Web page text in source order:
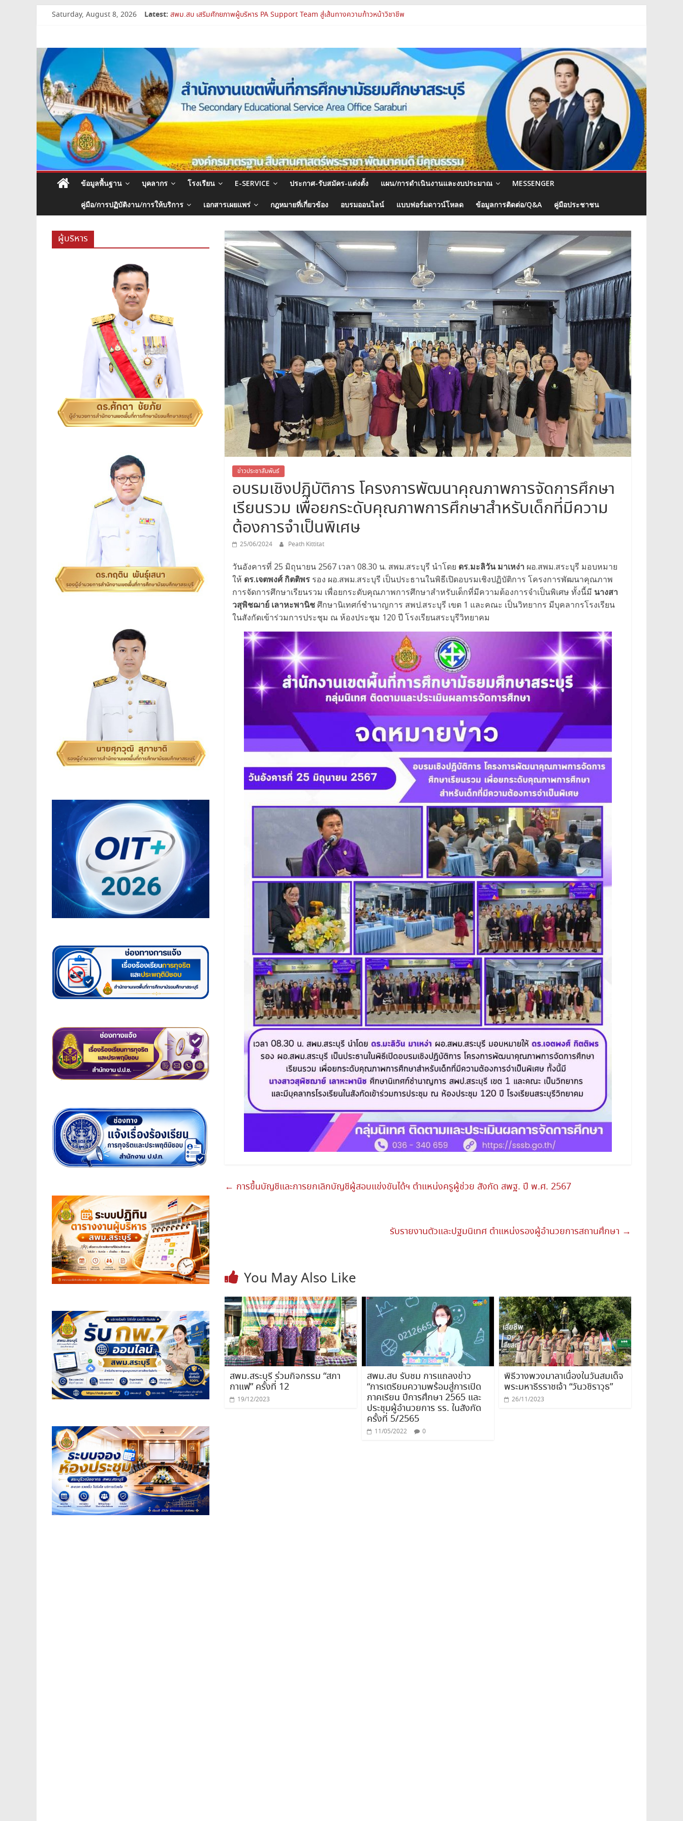
Saturday, August 8, 2026 Latest: เปิดห้องเรียนและห้องปฏิบัติการแห่งอนาคต รร.สบว.
การย้ายข้าราชการครูและบุคลากรทางการศึกษา ตำแหน่งศึกษานิเทศก์
สพม.สบ ประชุมชี้แจงแนวทางการส่งเสริมความโปร่งใสในสำนักงานเขตพื้นที่การศึกษา 2569
สำนักงาน
เขต
พื้นที่
การ
ศึกษา
มัธยมศึกษา
สระบุรี
สพม.สระบุรี,สพม.สบ,สำนักงาน
เขต
ข้อมูลพื้นฐาน บุคลากร โรงเรียน E-SERVICE ประกาศ-รับสมัคร-แต่งตั้ง แผน/การดำเนินงานและงบประมาณ MESSENGER
คู่มือ/การปฏิบัติงาน/การให้บริการ เอกสารเผยแพร่ กฎหมายที่เกี่ยวข้อง อบรมออนไลน์ แบบฟอร์มดาวน์โหลด ข้อมูลการติดต่อ/Q&A คู่มือประชาชน
ข่าวประชาสัมพันธ์
อบรมเชิงปฏิบัติการ โครงการพัฒนาคุณภาพการจัดการศึกษา
เรียนรวม เพื่อยกระดับคุณภาพการศึกษาสำหรับเด็กที่มีความ
ต้องการจำเป็นพิเศษ
25/06/2024 Peath Kittitat
วันอังคารที่ 25 มิถุนายน 2567 เวลา 08.30 น. สพม.สระบุรี นำโดย ดร.มะลิวัน มาเหง่า ผอ.สพม.สระบุรี มอบหมาย
ให้ ดร.เจตพงศ์ กิตติพร รอง ผอ.สพม.สระบุรี เป็นประธานในพิธีเปิดอบรมเชิงปฏิบัติการ โครงการพัฒนาคุณภาพ
การจัดการศึกษาเรียนรวม เพื่อยกระดับคุณภาพการศึกษาสำหรับเด็กที่มีความต้องการจำเป็นพิเศษ ทั้งนี้มี นางสา
วสุพิชฌาย์ เลาหะพานิชศึกษานิเทศก์ชำนาญการ สพป.สระบุรี เขต 1 และคณะ เป็นวิทยากร มีบุคลากรโรงเรียน
ในสังกัดเข้าร่วมการประชุม ณ ห้องประชุม 120 ปี โรงเรียนสระบุรีวิทยาคม
← การขึ้นบัญชีและการยกเลิกบัญชีผู้สอบแข่งขันได้ฯ ตำแหน่งครูผู้ช่วย สังกัด สพฐ. ปี พ.ศ. 2567
รับรายงานตัวและปฐมนิเทศ ตำแหน่งรองผู้อำนวยการสถานศึกษา →
You May Also Like
สพม.สระบุรี ร่วมกิจกรรม “สภา
กาแฟ” ครั้งที่ 12
19/12/2023
สพม.สบ รับชม การแถลงข่าว
“การเตรียมความพร้อมสู่การเปิด
ภาคเรียน ปีการศึกษา 2565 และ
ประชุมผู้อำนวยการ รร. ในสังกัด
ครั้งที่ 5/2565
11/05/2022 0
พิธีวางพวงมาลาเนื่องในวันสมเด็จ
พระมหาธีรราชเจ้า “วันวชิราวุธ”
26/11/2023
ผู้บริหาร